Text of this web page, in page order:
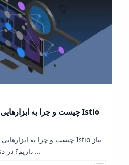
داریم؟ در دنیای امروزی که معماری ...